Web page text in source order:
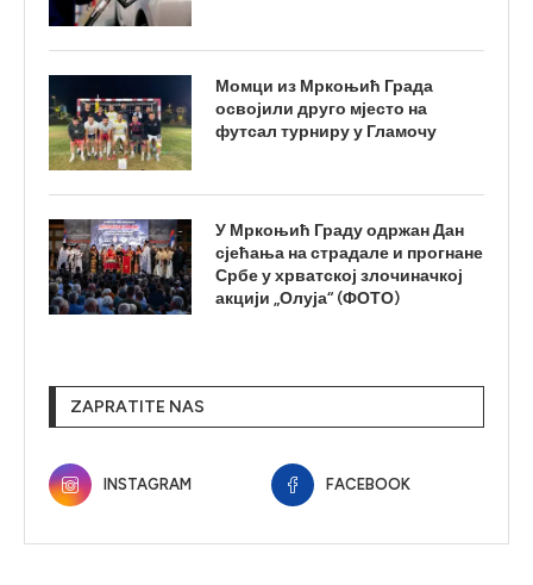
Момци из Мркоњић Града
освојили друго мјесто на
футсал турниру у Гламочу
У Мркоњић Граду одржан Дан
сјећања на страдале и прогнане
Србе у хрватској злочиначкој
акцији „Олуја“ (ФОТО)
ZAPRATITE NAS
INSTAGRAM FACEBOOK